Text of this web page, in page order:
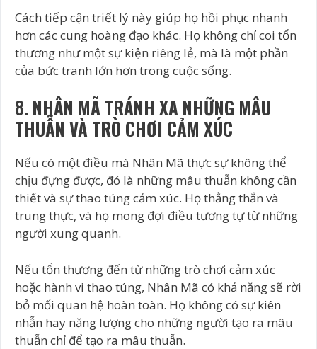
Cách tiếp cận triết lý này giúp họ hồi phục nhanh
hơn các cung hoàng đạo khác. Họ không chỉ coi tổn
thương như một sự kiện riêng lẻ, mà là một phần
của bức tranh lớn hơn trong cuộc sống.
8. NHÂN MÃ TRÁNH XA NHỮNG MÂU
THUẪN VÀ TRÒ CHƠI CẢM XÚC
Nếu có một điều mà Nhân Mã thực sự không thể
chịu đựng được, đó là những mâu thuẫn không cần
thiết và sự thao túng cảm xúc. Họ thẳng thắn và
trung thực, và họ mong đợi điều tương tự từ những
người xung quanh.
Nếu tổn thương đến từ những trò chơi cảm xúc
hoặc hành vi thao túng, Nhân Mã có khả năng sẽ rời
bỏ mối quan hệ hoàn toàn. Họ không có sự kiên
nhẫn hay năng lượng cho những người tạo ra mâu
thuẫn chỉ để tạo ra mâu thuẫn.